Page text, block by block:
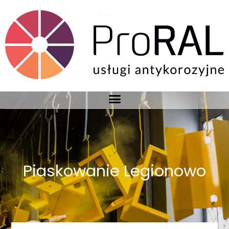
Piaskowanie Legionowo